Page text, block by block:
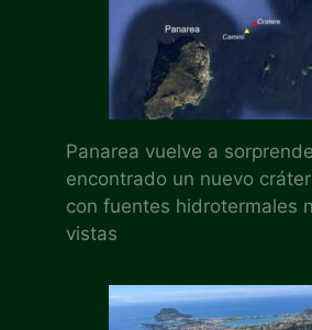
Panarea vuelve a
encontrado un nuevo
con fuentes hidrotermales
vistas